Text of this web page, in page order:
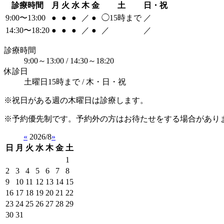
診療時間 月 火 水 木 金 土
日・祝
9:00〜13:00
● ● ● ／ ● ◯15時まで ／
14:30〜18:20 ● ● ● ／ ● ／ ／
診療時間
9:00～13:00 / 14:30～18:20
休診日
土曜日15時まで / 木・日・祝
※祝日がある週の木曜日は診療します。
※予約優先制です。予約外の方はお待たせをする場合があり
« 2026/8»
日
月 火 水 木 金 土
1
2
3 4 5 6 7
8
9
10 11 12 13 14 15
16 17 18 19 20 21 22
23 24 25 26 27 28 29
30 31